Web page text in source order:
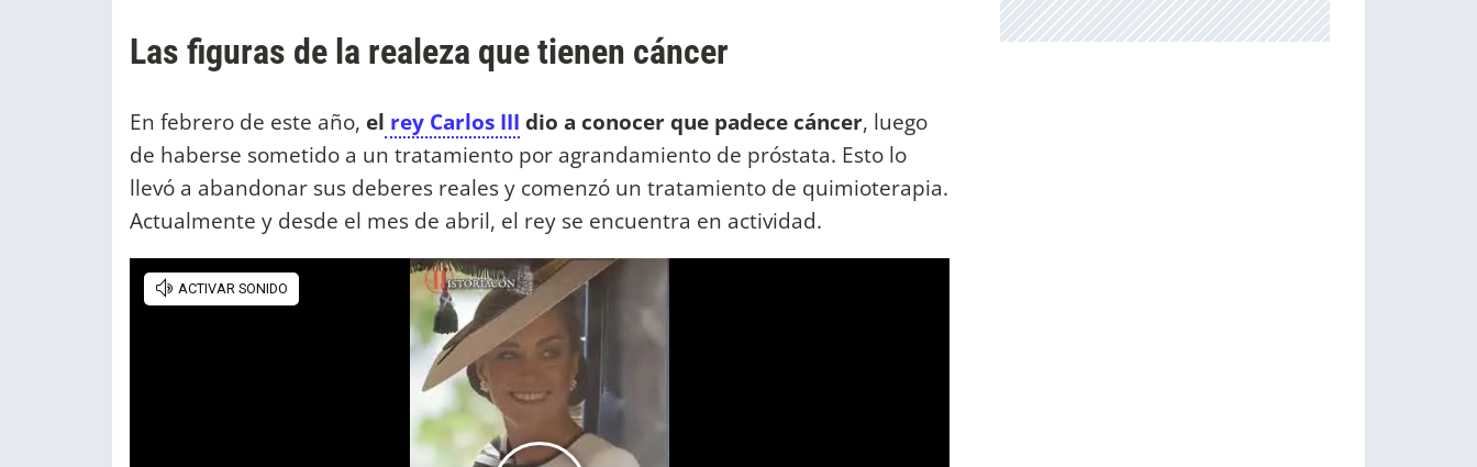
Las figuras de la realeza que tienen cáncer
En febrero de este año, el rey Carlos III dio a conocer que padece cáncer, luego
de haberse sometido a un tratamiento por agrandamiento de próstata. Esto lo
llevó a abandonar sus deberes reales y comenzó un tratamiento de quimioterapia.
Actualmente y desde el mes de abril, el rey se encuentra en actividad.